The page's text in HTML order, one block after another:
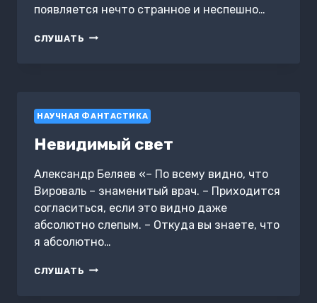
появляется нечто странное и неспешно…
СЛУШАТЬ ПОДДОН-
НАУЧНАЯ ФАНТАСТИКА
Невидимый свет
Александр Беляев «– По всему видно, что
Вироваль – знаменитый врач. – Приходится
согласиться, если это видно даже
абсолютно слепым. – Откуда вы знаете, что
я абсолютно…
СЛУШАТЬ НЕВИДИМЫЙ